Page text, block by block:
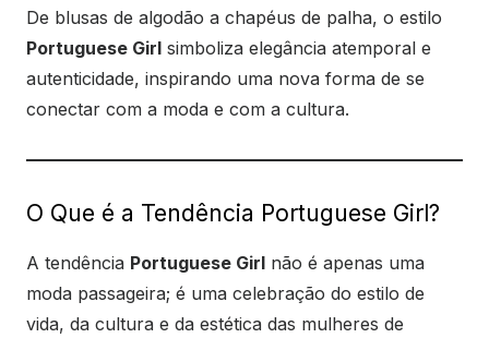
De blusas de algodão a chapéus de palha, o estilo
Portuguese Girl simboliza elegância atemporal e
autenticidade, inspirando uma nova forma de se
conectar com a moda e com a cultura.
O Que é a Tendência Portuguese Girl?
A tendência Portuguese Girl não é apenas uma
moda passageira; é uma celebração do estilo de
vida, da cultura e da estética das mulheres de